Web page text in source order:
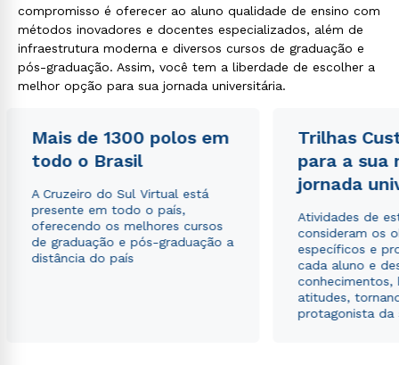
compromisso é oferecer ao aluno qualidade de ensino com
métodos inovadores e docentes especializados, além de
infraestrutura moderna e diversos cursos de graduação e
pós-graduação. Assim, você tem a liberdade de escolher a
melhor opção para sua jornada universitária.
Mais de 1300 polos em
todo o Brasil
A Cruzeiro do Sul Virtual está
presente em todo o país,
oferecendo os melhores cursos
de graduação e pós-graduação a
distância do país
Trilhas
para a sua
jornada
Atividades de
consideram os
específicos e
cada aluno e
conhecimentos,
atitudes,
protagonista da